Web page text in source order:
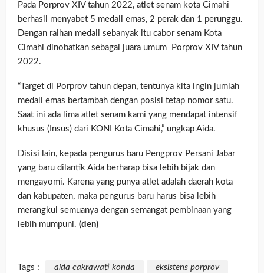
Pada Porprov XIV tahun 2022, atlet senam kota Cimahi
berhasil menyabet 5 medali emas, 2 perak dan 1 perunggu.
Dengan raihan medali sebanyak itu cabor senam Kota
Cimahi dinobatkan sebagai juara umum Porprov XIV tahun
2022.
“Target di Porprov tahun depan, tentunya kita ingin jumlah
medali emas bertambah dengan posisi tetap nomor satu.
Saat ini ada lima atlet senam kami yang mendapat intensif
khusus (Insus) dari KONI Kota Cimahi,” ungkap Aida.
Disisi lain, kepada pengurus baru Pengprov Persani Jabar
yang baru dilantik Aida berharap bisa lebih bijak dan
mengayomi. Karena yang punya atlet adalah daerah kota
dan kabupaten, maka pengurus baru harus bisa lebih
merangkul semuanya dengan semangat pembinaan yang
lebih mumpuni. (den)
Tags : aida cakrawati konda
eksistens porprov